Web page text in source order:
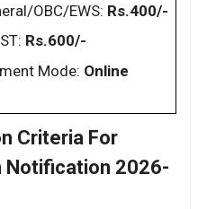
OBC/EWS: Rs.400/-
Rs.600/-
Mode: Online
Criteria For
Notification 2026-